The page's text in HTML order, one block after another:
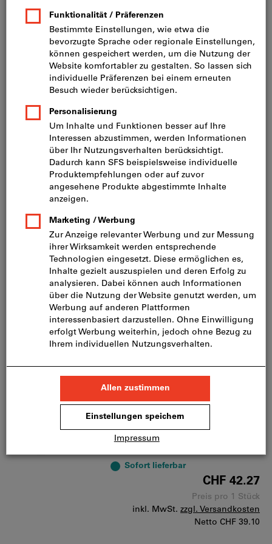
CHF 18.00
Preis pro 1 Stück
inkl. MwSt. zzgl. Versandkosten
NettoCHF 16.65
Artikel merken
Abmantelmesser, TiN, für Kabel-
⌀: 8-28mm
Art.-Nr.: 225596
Sofort lieferbar
CHF 11.35
Preis pro 1 Stück
inkl. MwSt. zzgl. Versandkosten
NettoCHF 10.50
Kabelmantelmesser VDE-isoliert,
mit Gleitschuh
KNIPEX®
Sofort lieferbar
CHF 42.27
Preis pro 1 Stück
inkl. MwSt. zzgl. Versandkosten
Netto CHF 39.10